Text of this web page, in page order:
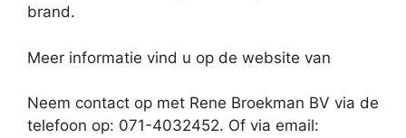
brand.
Meer informatie vind u op de website van
Neem contact op met Rene Broekman BV via de
telefoon op: 071-4032452. Of via email: